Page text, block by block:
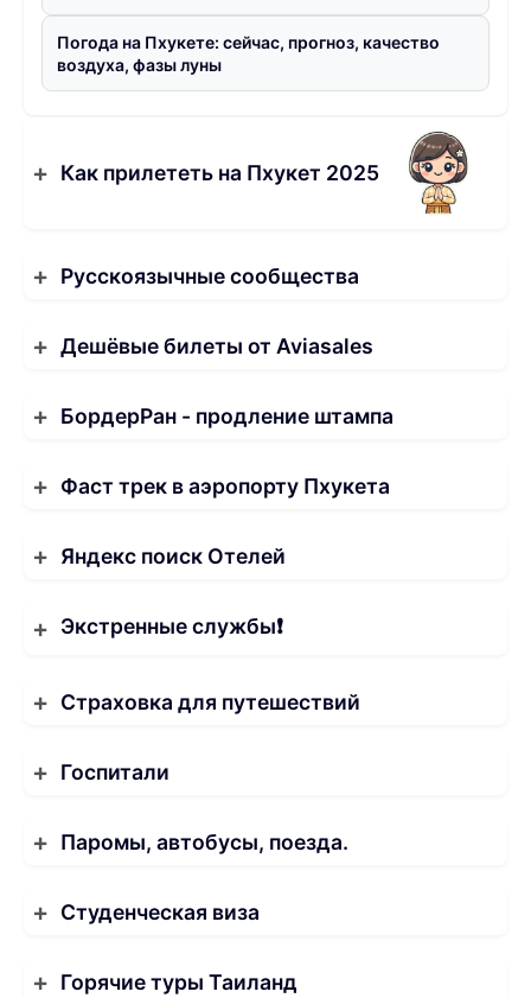
Погода на Пхукете: сейчас, прогноз, качество
воздуха, фазы луны
Как прилететь на Пхукет 2025
Русскоязычные сообщества
Дешёвые билеты от Aviasales
БордерРан - продление штампа
Фаст трек в аэропорту Пхукета
Яндекс поиск Отелей
Экстренные службы❗️
Страховка для путешествий
Госпитали
Паромы, автобусы, поезда.
Студенческая виза
Горячие туры Таиланд